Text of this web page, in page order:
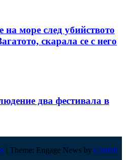
море след убийството
скарала се с него
два фестивала в
| Theme: Engage News by Candid